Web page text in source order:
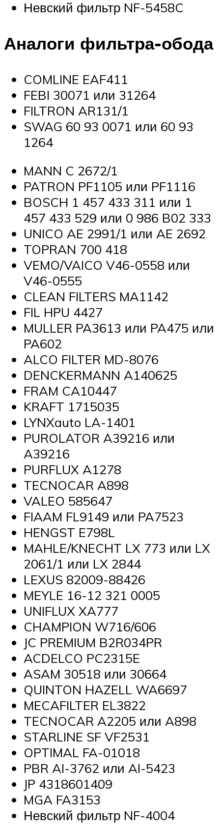
Невский фильтр NF-5458C
Аналоги фильтра-обода
COMLINE EAF411
FEBI 30071 или 31264
FILTRON AR131/1
SWAG 60 93 0071 или 60 93
1264
MANN C 2672/1
PATRON PF1105 или PF1116
BOSCH 1 457 433 311 или 1
457 433 529 или 0 986 B02 333
UNICO AE 2991/1 или AE 2692
TOPRAN 700 418
VEMO/VAICO V46-0558 или
V46-0555
CLEAN FILTERS MA1142
FIL HPU 4427
MULLER PA3613 или PA475 или
PA602
ALCO FILTER MD-8076
DENCKERMANN A140625
FRAM CA10447
KRAFT 1715035
LYNXauto LA-1401
PUROLATOR A39216 или
A39216
PURFLUX A1278
TECNOCAR A898
VALEO 585647
FIAAM FL9149 или PA7523
HENGST E798L
MAHLE/KNECHT LX 773 или LX
2061/1 или LX 2844
LEXUS 82009-88426
MEYLE 16-12 321 0005
UNIFLUX XA777
CHAMPION W716/606
JC PREMIUM B2R034PR
ACDELCO PC2315E
ASAM 30518 или 30664
QUINTON HAZELL WA6697
MECAFILTER EL3822
TECNOCAR A2205 или A898
STARLINE SF VF2531
OPTIMAL FA-01018
PBR AI-3762 или AI-5423
JP 4318601409
MGA FA3153
Невский фильтр NF-4004